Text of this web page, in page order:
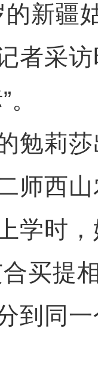
的新疆
者采
莉莎
师西
学时
买提
到同